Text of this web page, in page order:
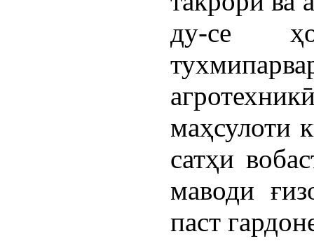
ду-се
маҳсулоти
сатҳи
маводи
паст